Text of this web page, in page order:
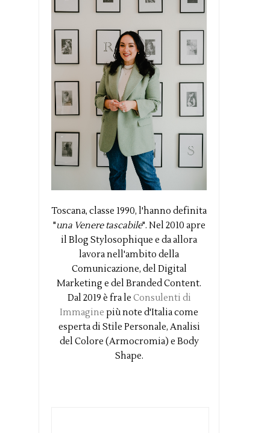
Toscana, classe 1990, l'hanno definita
"una Venere tascabile". Nel 2010 apre
il Blog Stylosophique e da allora
lavora nell'ambito della
Comunicazione, del Digital
Marketing e del Branded Content.
Dal 2019 è fra le Consulenti di
Immagine più note d'Italia come
esperta di Stile Personale, Analisi
del Colore (Armocromia) e Body
Shape.